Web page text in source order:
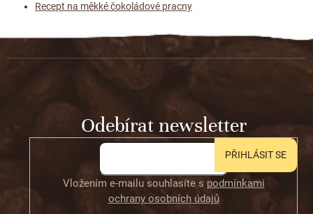
Recept na měkké čokoládové pracny
Z
Odebírat newsletter
Vložením e-mailu souhlasíte s podmínkami
ochrany osobních údajů
PŘIHLÁSIT SE